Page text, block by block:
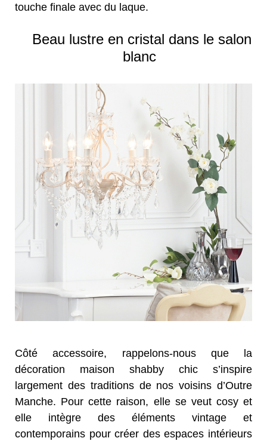
touche finale avec du laque.
Beau lustre en cristal dans le salon
blanc
Côté accessoire, rappelons-nous que la
décoration maison shabby chic s’inspire
largement des traditions de nos voisins d’Outre
Manche. Pour cette raison, elle se veut cosy et
elle intègre des éléments vintage et
contemporains pour créer des espaces intérieurs